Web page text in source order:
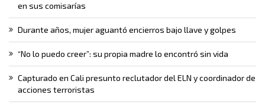
en sus comisarías
Durante años, mujer aguantó encierros bajo llave y golpes
“No lo puedo creer”: su propia madre lo encontró sin vida
Capturado en Cali presunto reclutador del ELN y coordinador de
acciones terroristas